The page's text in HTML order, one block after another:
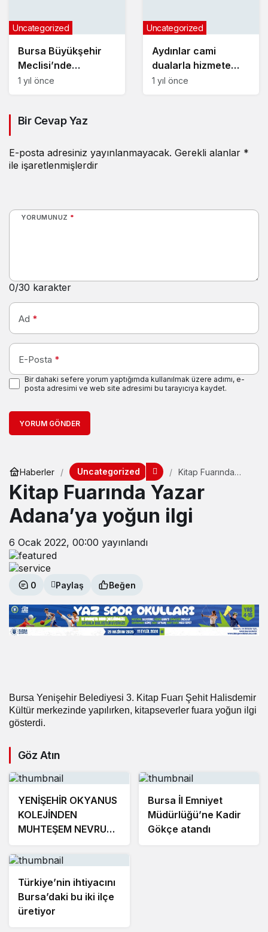
Bursa Büyükşehir
Meclisi’nde
komisyon seçimleri
Uncategorized
1 yıl önce
Aydınlar cami
dualarla hizmete
girdi
Uncategorized
1 yıl önce
Bir Cevap Yaz
E-posta adresiniz yayınlanmayacak. Gerekli alanlar *
ile işaretlenmişlerdir
YORUMUNUZ *
0/30 karakter
Ad *
E-Posta *
Bir dahaki sefere yorum yaptığımda kullanılmak üzere adımı, e-
posta adresimi ve web site adresimi bu tarayıcıya kaydet.
YORUM GÖNDER
Haberler Uncategorized
Kitap Fuarında
yoğun ilgi
Kitap Fuarında Yazar
Adana’ya yoğun ilgi
6 Ocak 2022, 00:00 yayınlandı
0 Paylaş Beğen
Bursa Yenişehir Belediyesi 3. Kitap Fuarı Şehit Halisdemir
Kültür merkezinde yapılırken, kitapseverler fuara yoğun ilgi
gösterdi.
Göz Atın
YENİŞEHİR OKYANUS
KOLEJİNDEN
MUHTEŞEM NEVRUZ
Bursa İl Emniyet
Müdürlüğü’ne Kadir
Gökçe atandı
Türkiye’nin ihtiyacını
Bursa’daki bu iki ilçe
üretiyor